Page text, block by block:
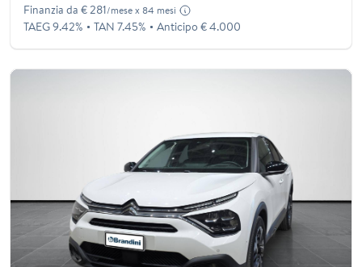
Finanzia da € 281/mese x 84 mesi
TAEG 9.42% TAN 7.45% Anticipo € 4.000